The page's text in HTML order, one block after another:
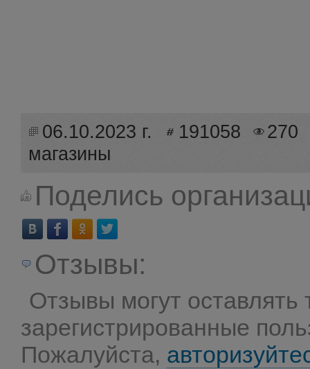
06.10.2023 г. 191058
270
магазины
Поделись
Отзывы:
Отзывы могут оставлять
зарегистрированные
Пожалуйста,